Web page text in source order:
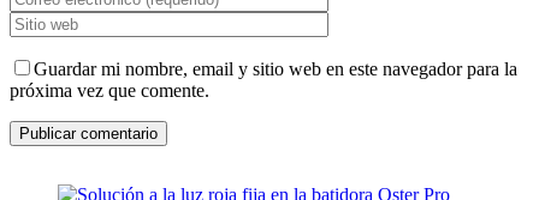
Guardar mi nombre, email y sitio web en este navegador para la
próxima vez que comente.